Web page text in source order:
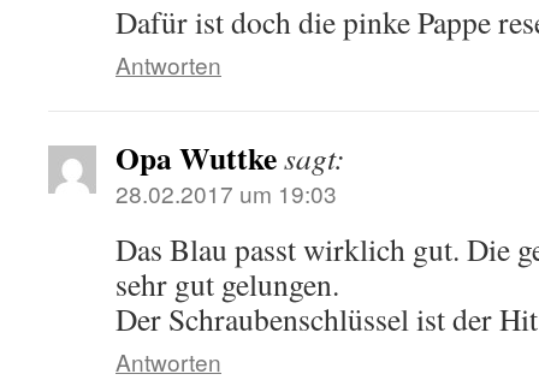
Dafür ist doch die pinke Pappe
Antworten
Opa Wuttkesagt:
28.02.2017 um 19:03
Das Blau passt wirklich gut. Die
sehr gut gelungen.
Der Schraubenschlüssel ist der
Antworten